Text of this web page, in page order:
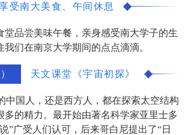
受南大美食、午间休息
堂品尝美味午餐，亲身感受南大学子的生
们在南京大学期间的点点滴滴。
天文课堂《宇宙初探》
中国人，还是西方人，都在探索太空结构
多的精力。最开始由著名科学家亚里士多
”广受人们认可，后来哥白尼提出了“日